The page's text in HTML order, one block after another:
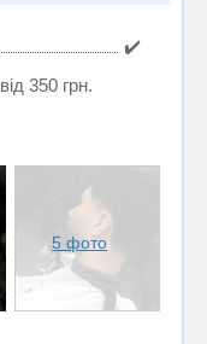
✔️
від 350 грн.
5 фото